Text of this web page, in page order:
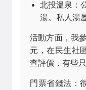
北投溫泉：
湯。私人湯
活動方面，我
元，在民生社
查評價，有些只
門票省錢法：